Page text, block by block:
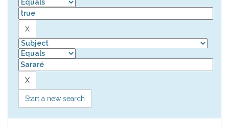
Start a new search